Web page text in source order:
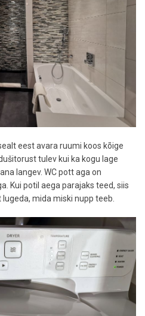
eest avara ruumi koos kõige
tulev kui ka kogu lage
langev. WC pott aga on
Kui potil aega parajaks teed, siis
mida miski nupp teeb.